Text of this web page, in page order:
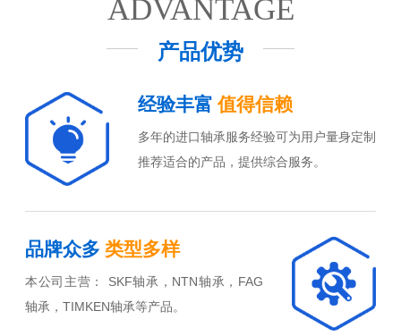
ADVANTAGE
产品优势
经验丰富值得信赖
多年的进口轴承服务经验可为用户量身定制
推荐适合的产品，提供综合服务。
品牌众多 类型多样
本公司主营： SKF轴承，NTN轴承，FAG
轴承，TIMKEN轴承等产品。